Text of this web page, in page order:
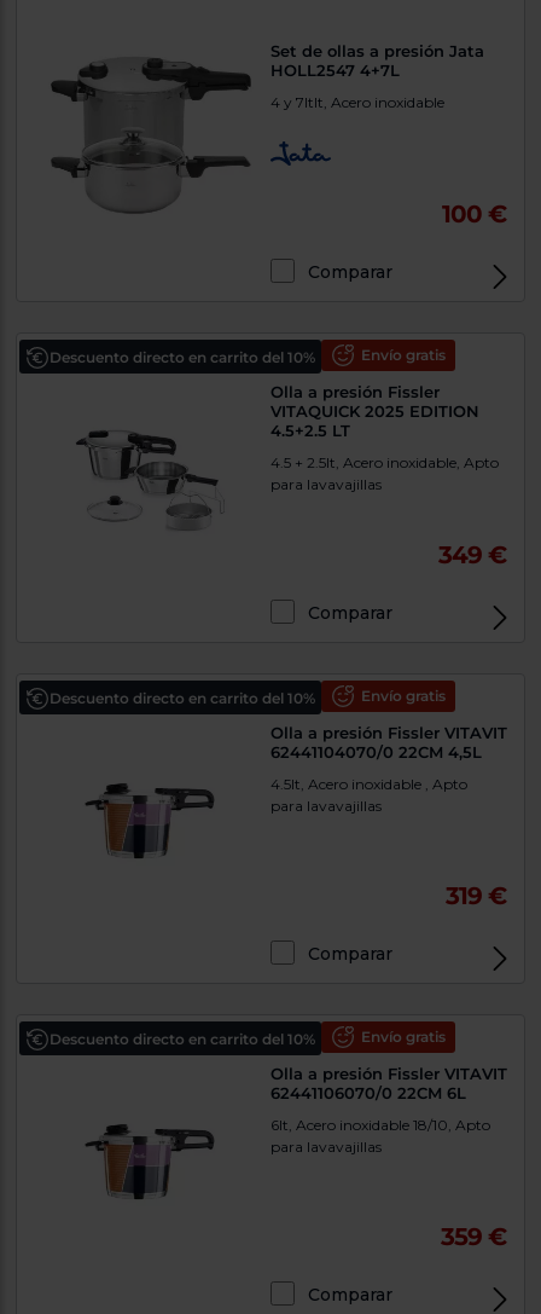
Set de ollas a presión Jata
HOLL2547 4+7L
4 y 7ltlt, Acero inoxidable
100 €
Comparar
Descuento directo en carrito del 10% Envío gratis
Olla a presión Fissler
VITAQUICK 2025 EDITION
4.5+2.5 LT
4.5 + 2.5lt, Acero inoxidable, Apto
para lavavajillas
349 €
Comparar
Descuento directo en carrito del 10% Envío gratis
Olla a presión Fissler VITAVIT
62441104070/0 22CM 4,5L
4.5lt, Acero inoxidable , Apto
para lavavajillas
319 €
Comparar
Descuento directo en carrito del 10% Envío gratis
Olla a presión Fissler VITAVIT
62441106070/0 22CM 6L
6lt, Acero inoxidable 18/10, Apto
para lavavajillas
359 €
Comparar